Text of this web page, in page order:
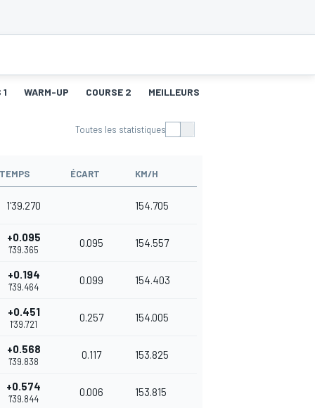
WARM-UP COURSE 2 MEILLEURS TOURS 2
Toutes les statistiques
TEMPS ÉCART KM/H
1'39.270 154.705
+0.095
1'39.365
0.095 154.557
+0.194
1'39.464
0.099 154.403
+0.451
1'39.721
0.257 154.005
+0.568
1'39.838
0.117 153.825
+0.574
1'39.844
0.006 153.815